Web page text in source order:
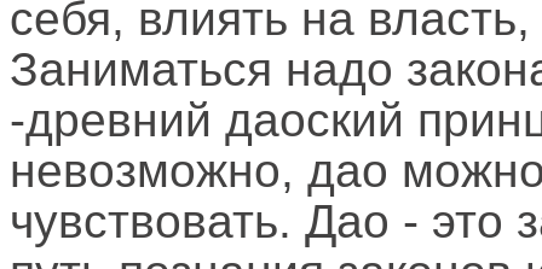
себя, влиять на
Заниматься надо
-древний даоский
невозможно, дао
чувствовать. Дао - это